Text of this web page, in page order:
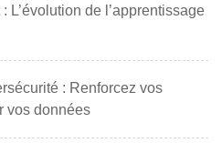
L’évolution de l’apprentissage
: Renforcez vos
vos données